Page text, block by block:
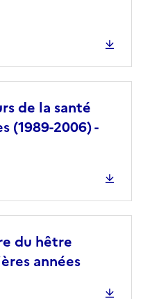
de la santé
(1989-2006) -
du hêtre
années